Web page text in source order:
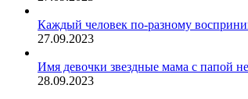
Каждый человек по-разному
27.09.2023
Имя девочки звездные мама с папой
28.09.2023